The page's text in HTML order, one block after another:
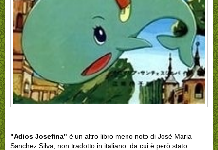
"Adios Josefina" è un altro libro meno noto di Josè Maria
Sanchez Silva, non tradotto in italiano, da cui è però stato